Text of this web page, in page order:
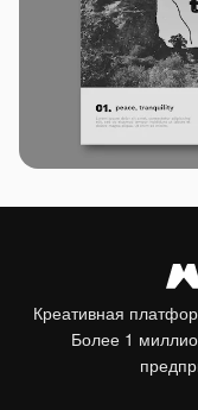
Креативная
Более 1